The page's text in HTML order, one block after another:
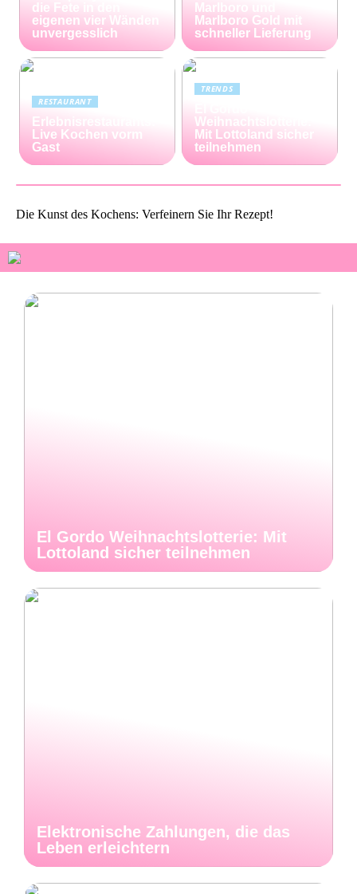
die Fete in den
eigenen vier Wänden
unvergesslich
Marlboro und
Marlboro Gold mit
schneller Lieferung
RESTAURANT
Erlebnisrestaurants:
Live Kochen vorm
Gast
TRENDS
Weihnachtslotterie:
Mit Lottoland sicher
teilnehmen
Die Kunst des Kochens: Verfeinern Sie Ihr Rezept!
El Gordo Weihnachtslotterie: Mit
Lottoland sicher teilnehmen
Elektronische Zahlungen, die das
Leben erleichtern